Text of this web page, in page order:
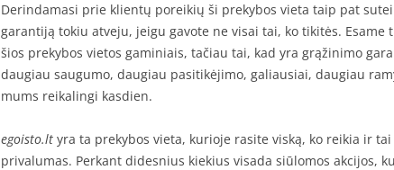
Derindamasi prie klientų poreikių ši prekybos vieta taip pat
garantiją tokiu atveju, jeigu gavote ne visai tai, ko tikitės.
šios prekybos vietos gaminiais, tačiau tai, kad yra grąžinimo
daugiau saugumo, daugiau pasitikėjimo, galiausiai, daugiau
mums reikalingi kasdien.
egoisto.lt yra ta prekybos vieta, kurioje rasite viską, ko reikia ir
privalumas. Perkant didesnius kiekius visada siūlomos akcijos,